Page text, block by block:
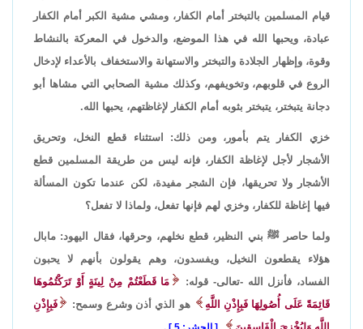
قيام المسلمين بالتبختر أمام الكفار، ومشي مشية الكبر أمام الكفار
عبادة، ويحبها الله في هذا الموضع، والدخول في المعركة بالنشاط
وقوة، وإظهار الجلادة والتبختر والاستهانة والاستخفاف بالأعداء لإدخال
الروع في قلوبهم، وتخويفهم، وكذلك مشية الصحابي التي مشاها أبو
دجانة يتبختر، يتبختر بثوبه أمام الكفار لإغاظتهم، يحبها الله.
خزي الكفار يتم بأمور، ومن ذلك: استثناء قطع النخل، وتحريق
الأشجار لأجل لإغاظة الكفار، فإنه ليس من طريقة المسلمين قطع
الأشجار ولا تحريقها، فإن الشجر مفيدة، لكن عندما تكون المسألة
فيها إغاظة للكفار، وخزي لهم فإنها تفعل، ولماذا لا تفعل؟
ولما حاصر ﷺ بني النظير، قطع نخلهم، وحرقها، فقال اليهود: مابال
هؤلاء يقطعون النخيل، ويفسدون، وهم يقولون بأنهم لا يحبون
الفساد، فأنزل الله -تعالى- قوله:
مَا قَطَعْتُمْ مِنْ لِينَةٍ أَوْ تَرَكْتُمُوهَا
قَائِمَةً عَلَى أُصُولِهَا فَبِإِذْنِ اللَّهِ
هو الذي أذن وشرع وسمح:
فَبِإِذْنِ